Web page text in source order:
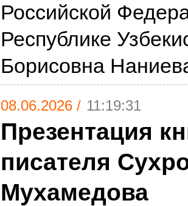
Российской
Республике
Борисовна
08.06.2026 / 11:19:31
Презентация
писателя
Мухамедова